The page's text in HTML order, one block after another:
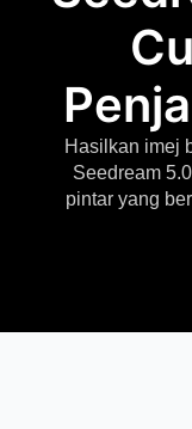
Hasilkan imej
Seedream
pintar yang